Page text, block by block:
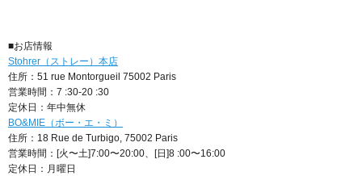
■お店情報
Stohrer（ストレー）本店
住所：51 rue Montorgueil 75002 Paris
営業時間：7 :30-20 :30
定休日：年中無休
BO&MIE（ボー・エ・ミ）
住所：18 Rue de Turbigo, 75002 Paris
営業時間：[火〜土]7:00〜20:00、[日]8 :00〜16:00
定休日：月曜日